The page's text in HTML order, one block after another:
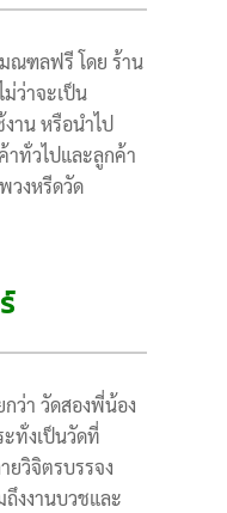
ณฑลฟรี โดย ร้าน
ว่าจะเป็น
าน หรือนำไป
าทั่วไปและลูกค้า
วงหรีดวัด
ว่า วัดสองพี่น้อง
ทั่งเป็นวัดที่
ยวิจิตรบรรจง
งงานบวชและ